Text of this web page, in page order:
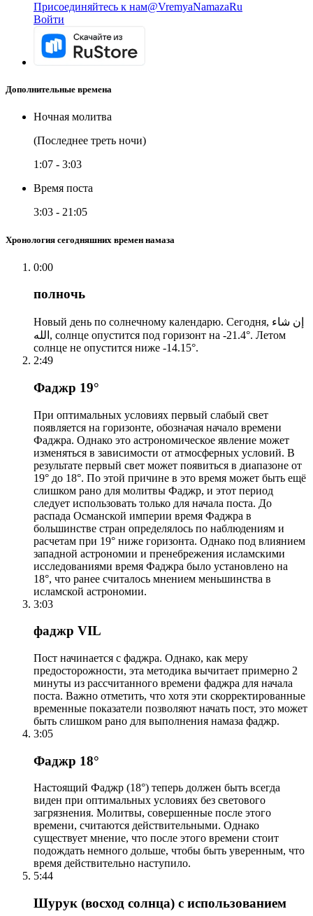
Присоединяйтесь к нам@VremyaNamazaRu
Войти
Дополнительные времена
Ночная молитва
(Последнее треть ночи)
1:07 - 3:03
Время поста
3:03 - 21:05
Хронология сегодняшних времен намаза
0:00
полночь
Новый день по солнечному календарю. Сегодня, إن شاء
الله, солнце опустится под горизонт на -21.4°. Летом
солнце не опустится ниже -14.15°.
2:49
Фаджр 19°
При оптимальных условиях первый слабый свет
появляется на горизонте, обозначая начало времени
Фаджра. Однако это астрономическое явление может
изменяться в зависимости от атмосферных условий. В
результате первый свет может появиться в диапазоне от
19° до 18°. По этой причине в это время может быть ещё
слишком рано для молитвы Фаджр, и этот период
следует использовать только для начала поста. До
распада Османской империи время Фаджра в
большинстве стран определялось по наблюдениям и
расчетам при 19° ниже горизонта. Однако под влиянием
западной астрономии и пренебрежения исламскими
исследованиями время Фаджра было установлено на
18°, что ранее считалось мнением меньшинства в
исламской астрономии.
3:03
фаджр VIL
Пост начинается с фаджра. Однако, как меру
предосторожности, эта методика вычитает примерно 2
минуты из рассчитанного времени фаджра для начала
поста. Важно отметить, что хотя эти скорректированные
временные показатели позволяют начать пост, это может
быть слишком рано для выполнения намаза фаджр.
3:05
Фаджр 18°
Настоящий Фаджр (18°) теперь должен быть всегда
виден при оптимальных условиях без светового
загрязнения. Молитвы, совершенные после этого
времени, считаются действительными. Однако
существует мнение, что после этого времени стоит
подождать немного дольше, чтобы быть уверенным, что
время действительно наступило.
5:44
Шурук (восход солнца) с использованием